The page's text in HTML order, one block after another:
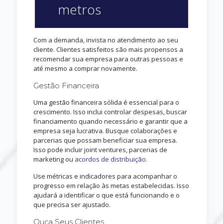
metros
Com a demanda, invista no atendimento ao seu
cliente. Clientes satisfeitos são mais propensos a
recomendar sua empresa para outras pessoas e
até mesmo a comprar novamente.
Gestão Financeira
Uma gestão financeira sólida é essencial para o
crescimento. Isso inclui controlar despesas, buscar
financiamento quando necessário e garantir que a
empresa seja lucrativa. Busque colaborações e
parcerias que possam beneficiar sua empresa.
Isso pode incluir joint ventures, parcerias de
marketing ou acordos de distribuição.
Use métricas e indicadores para acompanhar o
progresso em relação às metas estabelecidas. Isso
ajudará a identificar o que está funcionando e o
que precisa ser ajustado.
Ouça Seus Clientes